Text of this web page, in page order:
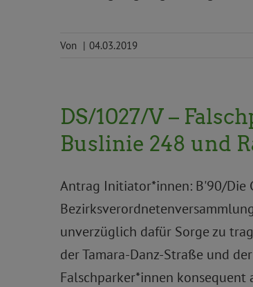
Von | 04.03.2019
DS/1027/V –
Buslinie 248 und
Antrag Initiator*innen: B'90/Die
unverzüglich dafür Sorge zu
der Tamara-Danz-Straße und
Falschparker*innen